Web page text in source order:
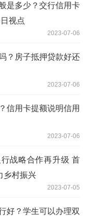
是多少？交行信用卡
视点
2023-07-06
？房子抵押贷款好还
2023-07-06
信用卡提额说明信用
2023-07-06
战略合作再升级 首
乡村振兴
2023-07-05
好？学生可以办理双